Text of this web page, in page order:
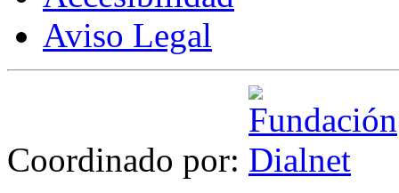
Aviso Legal
Coordinado por: